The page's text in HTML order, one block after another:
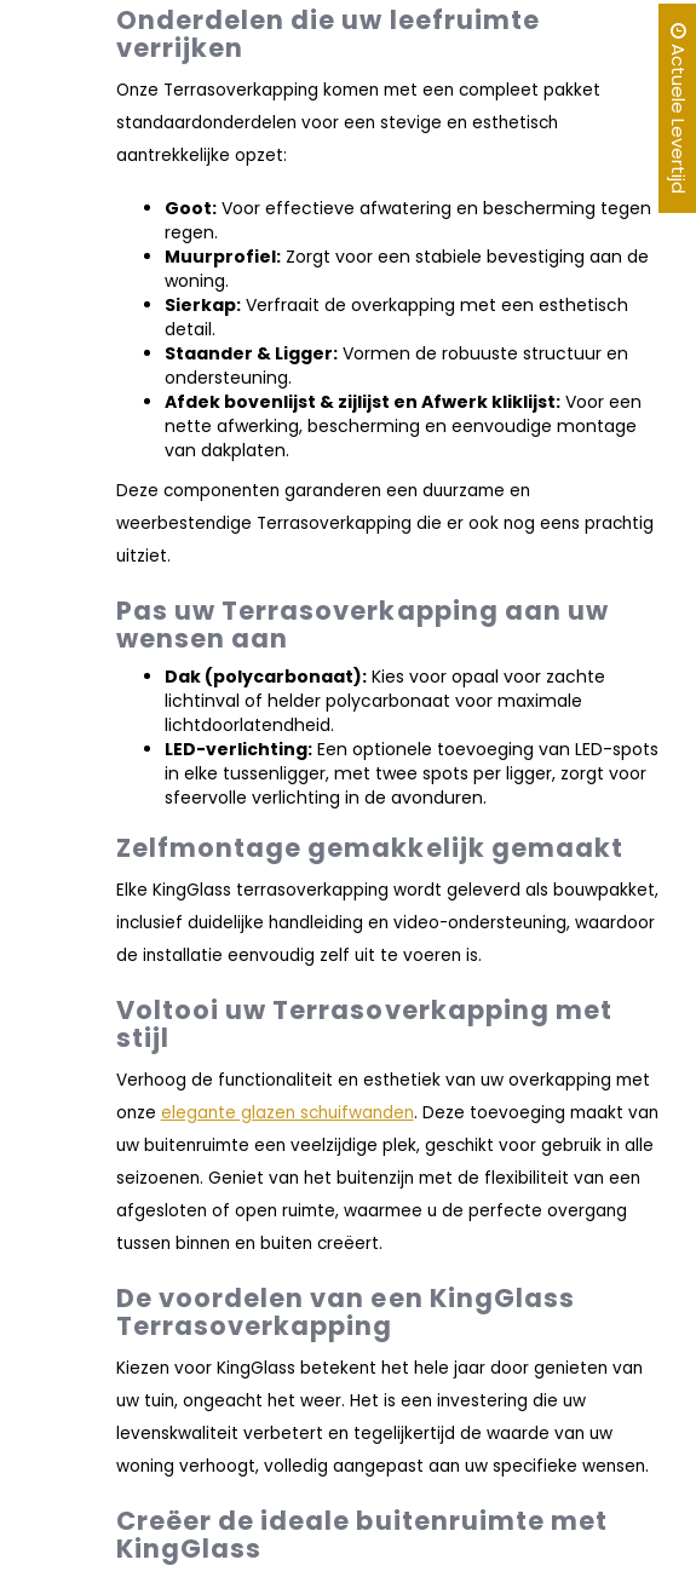
Onderdelen die uw leefruimte
verrijken
Onze Terrasoverkapping komen met een compleet pakket
standaardonderdelen voor een stevige en esthetisch
aantrekkelijke opzet:
Goot:Voor effectieve afwatering en bescherming tegen
regen.
Muurprofiel:Zorgt voor een stabiele bevestiging aan de
woning.
Sierkap:Verfraait de overkapping met een esthetisch
detail.
Staander & Ligger:Vormen de robuuste structuur en
ondersteuning.
Afdek bovenlijst & zijlijst en Afwerk kliklijst:Voor een
nette afwerking, bescherming en eenvoudige montage
van dakplaten.
Deze componenten garanderen een duurzame en
weerbestendige Terrasoverkapping die er ook nog eens prachtig
uitziet.
Pas uw Terrasoverkapping aan uw
wensen aan
Dak (polycarbonaat):Kies voor opaal voor zachte
lichtinval of helder polycarbonaat voor maximale
lichtdoorlatendheid.
LED-verlichting:Een optionele toevoeging van LED-spots
in elke tussenligger, met twee spots per ligger, zorgt voor
sfeervolle verlichting in de avonduren.
Zelfmontage gemakkelijk gemaakt
Elke KingGlass terrasoverkapping wordt geleverd als bouwpakket,
inclusief duidelijke handleiding en video-ondersteuning, waardoor
de installatie eenvoudig zelf uit te voeren is.
Voltooi uw Terrasoverkapping met
stijl
Verhoog de functionaliteit en esthetiek van uw overkapping met
onze elegante glazen schuifwanden. Deze toevoeging maakt van
uw buitenruimte een veelzijdige plek, geschikt voor gebruik in alle
seizoenen. Geniet van het buitenzijn met de flexibiliteit van een
afgesloten of open ruimte, waarmee u de perfecte overgang
tussen binnen en buiten creëert.
De voordelen van een KingGlass
Terrasoverkapping
Kiezen voor KingGlass betekent het hele jaar door genieten van
uw tuin, ongeacht het weer. Het is een investering die uw
levenskwaliteit verbetert en tegelijkertijd de waarde van uw
woning verhoogt, volledig aangepast aan uw specifieke wensen.
Creëer de ideale buitenruimte met
KingGlass
Actuele Levertijd